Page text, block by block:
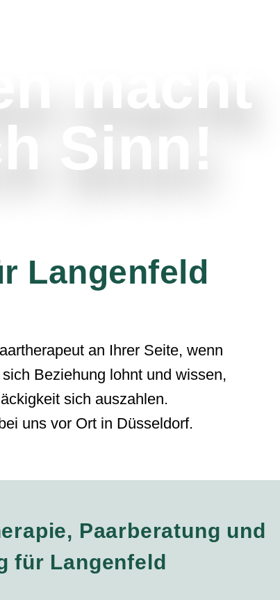
macht
Sinn!
Langenfeld
an Ihrer Seite, wenn
Beziehung lohnt und wissen,
sich auszahlen.
uns vor Ort in Düsseldorf.
Paarberatung und
für Langenfeld